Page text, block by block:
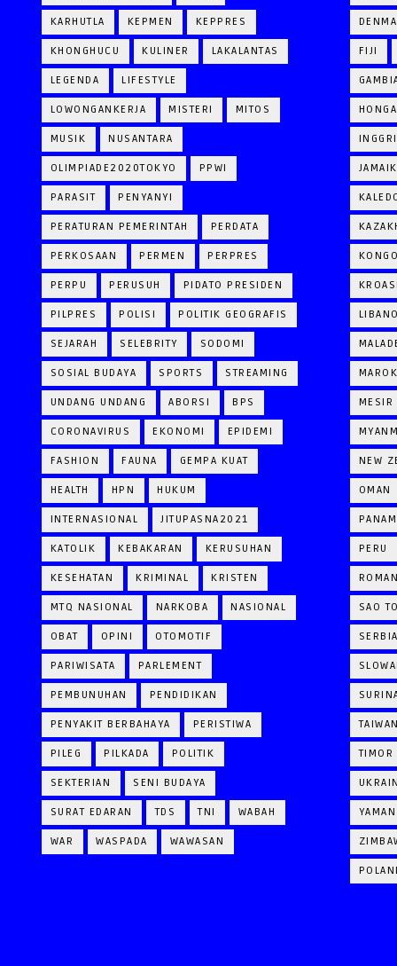
KARHUTLA KEPMEN KEPPRES
KHONGHUCU KULINER LAKALANTAS
LEGENDA LIFESTYLE
LOWONGANKERJA MISTERI MITOS
MUSIK NUSANTARA
OLIMPIADE2020TOKYO PPWI
PARASIT PENYANYI
PERATURAN PEMERINTAH PERDATA
PERKOSAAN PERMEN PERPRES
PERPU PERUSUH PIDATO PRESIDEN
PILPRES POLISI POLITIK GEOGRAFIS
SEJARAH SELEBRITY SODOMI
SOSIAL BUDAYA SPORTS STREAMING
UNDANG UNDANG ABORSI BPS
CORONAVIRUS EKONOMI EPIDEMI
FASHION FAUNA GEMPA KUAT
HEALTH HPN HUKUM
INTERNASIONAL JITUPASNA2021
KATOLIK KEBAKARAN KERUSUHAN
KESEHATAN KRIMINAL KRISTEN
MTQ NASIONAL NARKOBA NASIONAL
OBAT OPINI OTOMOTIF
PARIWISATA PARLEMENT
PEMBUNUHAN PENDIDIKAN
PENYAKIT BERBAHAYA PERISTIWA
PILEG PILKADA POLITIK
SEKTERIAN SENI BUDAYA
SURAT EDARAN TDS TNI WABAH
WAR WASPADA WAWASAN
FIJI
MESIR
NEW
OMAN
PERU
SAO
TIMOR
YAMAN